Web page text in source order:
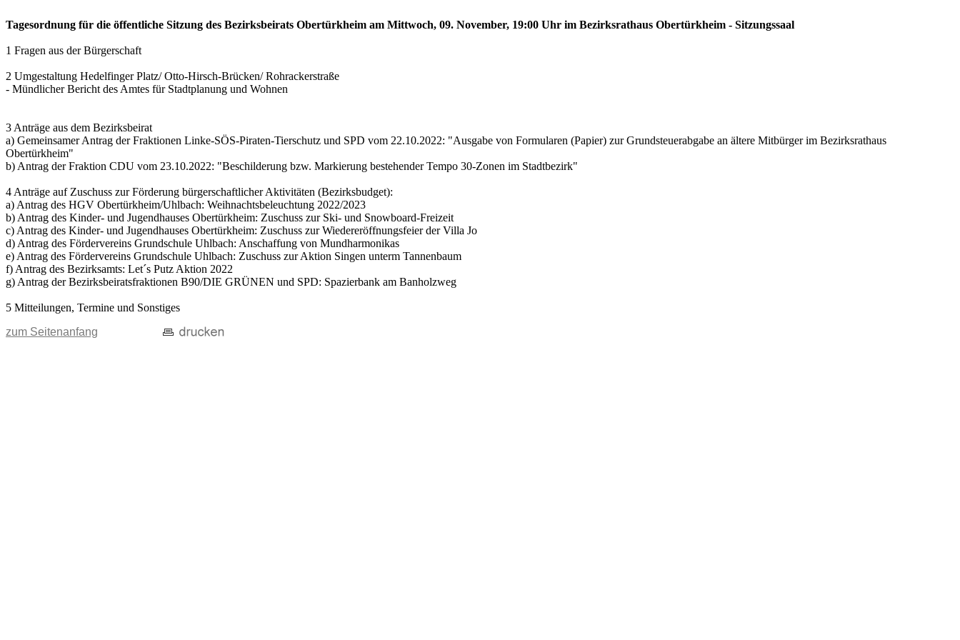
Tagesordnung für die öffentliche Sitzung des Bezirksbeirats Obertürkheim am Mittwoch, 09. November, 19:00 Uhr im Bezirksrathaus Obertürkheim - Sitzungssaal
1 Fragen aus der Bürgerschaft
2 Umgestaltung Hedelfinger Platz/ Otto-Hirsch-Brücken/ Rohrackerstraße
- Mündlicher Bericht des Amtes für Stadtplanung und Wohnen
3 Anträge aus dem Bezirksbeirat
a) Gemeinsamer Antrag der Fraktionen Linke-SÖS-Piraten-Tierschutz und SPD vom 22.10.2022: "Ausgabe von Formularen (Papier) zur Grundsteuerabgabe an ältere Mitbürger im Bezirksrathaus
Obertürkheim"
b) Antrag der Fraktion CDU vom 23.10.2022: "Beschilderung bzw. Markierung bestehender Tempo 30-Zonen im Stadtbezirk"
4 Anträge auf Zuschuss zur Förderung bürgerschaftlicher Aktivitäten (Bezirksbudget):
a) Antrag des HGV Obertürkheim/Uhlbach: Weihnachtsbeleuchtung 2022/2023
b) Antrag des Kinder- und Jugendhauses Obertürkheim: Zuschuss zur Ski- und Snowboard-Freizeit
c) Antrag des Kinder- und Jugendhauses Obertürkheim: Zuschuss zur Wiedereröffnungsfeier der Villa Jo
d) Antrag des Fördervereins Grundschule Uhlbach: Anschaffung von Mundharmonikas
e) Antrag des Fördervereins Grundschule Uhlbach: Zuschuss zur Aktion Singen unterm Tannenbaum
f) Antrag des Bezirksamts: Let´s Putz Aktion 2022
g) Antrag der Bezirksbeiratsfraktionen B90/DIE GRÜNEN und SPD: Spazierbank am Banholzweg
5 Mitteilungen, Termine und Sonstiges
zum Seitenanfang